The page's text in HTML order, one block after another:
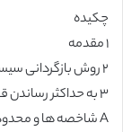
چکیده
۱ مقدمه
۲ روش بازگردانی سیستم
۳ به حداکثر رساندن قابلیت تولید در طول بازگردانی سیستم
A شاخصه ها و محدودیت های ژنراتور